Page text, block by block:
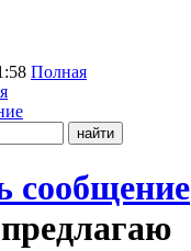
Полная
сообщение
предлагаю